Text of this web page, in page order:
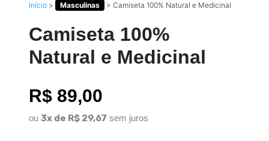
Início > Masculinas > Camiseta 100% Natural e Medicinal
Camiseta 100%
Natural e Medicinal
R$ 89,00
ou 3x de R$ 29,67 sem juros